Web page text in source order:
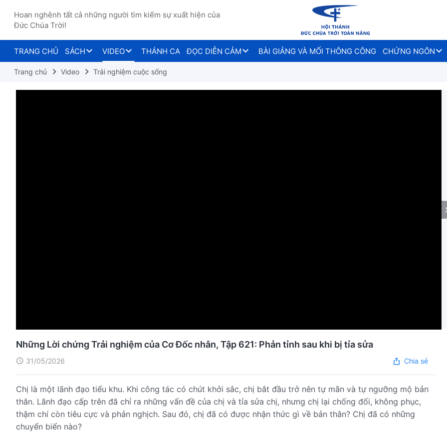
Hoan nghênh tất cả những người tìm kiếm sự xuất hiện của
Đức Chúa Trời!
TRANG CHỦ SÁCH VIDEO THÁNH CA ĐỌC DIỄN CẢM BÀI GIẢNG VÀ MỐI THÔNG CÔNG CHỨNG NGÔN
Trang chủ Video Trải nghiệm cuộc sống
Những Lời chứng Trải nghiệm của Cơ Đốc nhân, Tập 621: Phản tỉnh sau khi bị tỉa sửa
31/05/2026 Chia sẻ
Chị là một lãnh đạo tiểu khu. Khi công tác có chút khởi sắc, chị bắt đầu trở nên tự mãn và tự ngưỡng mộ bản
thân. Lãnh đạo cấp trên đã chỉ ra những vấn đề của chị và tỉa sửa chị, nhưng chị lại chống đối, không phục,
thậm chí còn tiêu cực và phản nghịch. Sau đó, chị đã có được nhận thức gì về bản thân? Chị đã có những
chuyển biến nào?